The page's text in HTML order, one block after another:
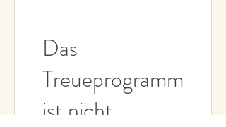
Das
Treueprogramm
ist nicht